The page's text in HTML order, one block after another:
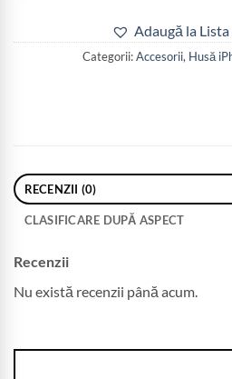
Adaugă la
Categorii:Accesorii, Husă
RECENZII (0)
CLASIFICARE DUPĂ ASPECT
Recenzii
Nu există recenzii până acum.